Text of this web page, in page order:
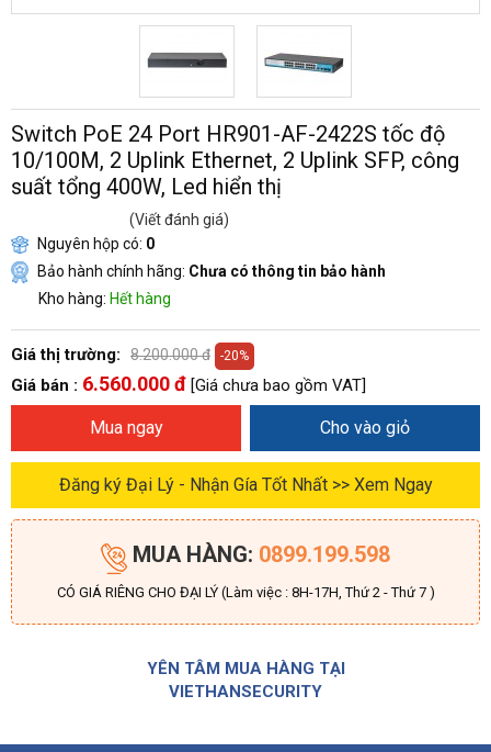
Switch PoE 24 Port HR901-AF-2422S tốc độ
10/100M, 2 Uplink Ethernet, 2 Uplink SFP, công
suất tổng 400W, Led hiển thị
(Viết đánh giá)
Nguyên hộp có: 0
Bảo hành chính hãng: Chưa có thông tin bảo hành
Kho hàng: Hết hàng
Giá thị trường: 8.200.000 đ -20%
Giá bán : 6.560.000 đ [Giá chưa bao gồm VAT]
Mua ngay Cho vào giỏ
Đăng ký Đại Lý - Nhận Gía Tốt Nhất >> Xem Ngay
MUA HÀNG: 0899.199.598
CÓ GIÁ RIÊNG CHO ĐẠI LÝ (Làm việc : 8H-17H, Thứ 2 - Thứ 7 )
YÊN TÂM MUA HÀNG TẠI
VIETHANSECURITY